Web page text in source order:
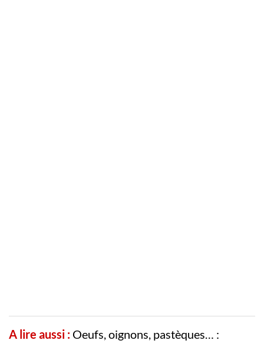
A lire aussi : Oeufs, oignons, pastèques… :